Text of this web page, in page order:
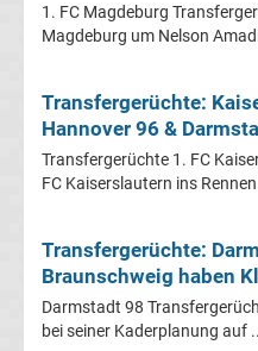
Leipzig
Rot-
Weiss
Essen
Transfergerüchte
1. FC Magdeburg
Magdeburg um Nelson
Transfergerüchte:
Hannover 96 &
Transfergerüchte 1. FC
FC Kaiserslautern ins
Transfergerüchte:
Braunschweig haben
Darmstadt 98
bei seiner Kaderplanung auf